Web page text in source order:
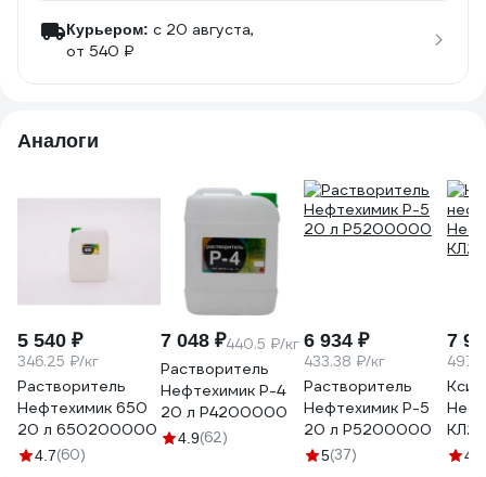
Курьером: c 20 августа,
от 540 ₽
Аналоги
5 540 ₽
346.25 ₽/кг
Растворитель
Нефтехимик 650
20 л 650200000
4.7(60)
7 048 ₽440.5 ₽/кг
Растворитель
Нефтехимик Р-4
20 л Р4200000
4.9(62)
6 934 ₽
433.38 ₽/кг
Растворитель
Нефтехимик Р-5
20 л Р5200000
5(37)
7
4.6